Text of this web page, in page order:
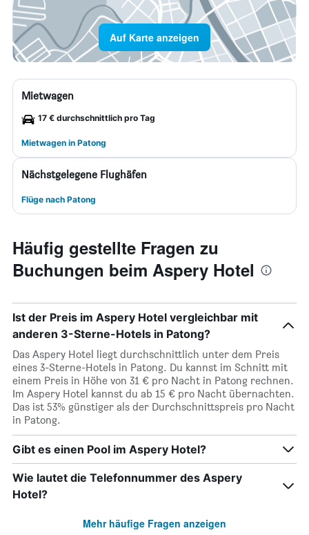
Auf Karte anzeigen
Mietwagen
17 € durchschnittlich pro Tag
Mietwagen in Patong
Nächstgelegene Flughäfen
Flüge nach Patong
Häufig gestellte Fragen zu
Buchungen beim Aspery Hotel
Ist der Preis im Aspery Hotel vergleichbar mit
anderen 3-Sterne-Hotels in Patong?
Das Aspery Hotel liegt durchschnittlich unter dem Preis
eines 3-Sterne-Hotels in Patong. Du kannst im Schnitt mit
einem Preis in Höhe von 31 € pro Nacht in Patong rechnen.
Im Aspery Hotel kannst du ab 15 € pro Nacht übernachten.
Das ist 53% günstiger als der Durchschnittspreis pro Nacht
in Patong.
Gibt es einen Pool im Aspery Hotel?
Wie lautet die Telefonnummer des Aspery
Hotel?
Mehr häufige Fragen anzeigen